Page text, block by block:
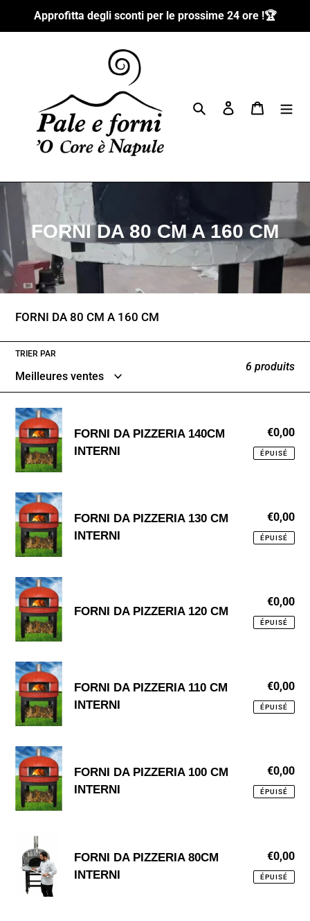
PasserApprofitta degli sconti per le prossime 24 ore !🏆
RechercherSe connecter
Panier
C
o
l
l
e
c
t
i
o
n
:
FORNI DA 80 CM A 160 CM
FORNI DA 80 CM A 160 CM
TRIER PAR
6 produits
FORNI
DA
PIZZERIA
140CM
INTERNI
FORNI DA PIZZERIA 140CM
INTERNI
€0,00
ÉPUISÉ
FORNI
DA
PIZZERIA
130
CM
INTERNI
FORNI DA PIZZERIA 130 CM
INTERNI
€0,00
ÉPUISÉ
FORNI
DA
PIZZERIA
120
CM
FORNI DA PIZZERIA 120 CM
€0,00
ÉPUISÉ
FORNI
DA
PIZZERIA
110
CM
INTERNI
FORNI DA PIZZERIA 110 CM
INTERNI
€0,00
ÉPUISÉ
FORNI
DA
PIZZERIA
100
INTERNI
FORNI DA PIZZERIA 100 CM
INTERNI
€0,00
ÉPUISÉ
FORNI
DA
PIZZERIA
80CM
FORNI DA PIZZERIA 80CM
INTERNI
€0,00
ÉPUISÉ